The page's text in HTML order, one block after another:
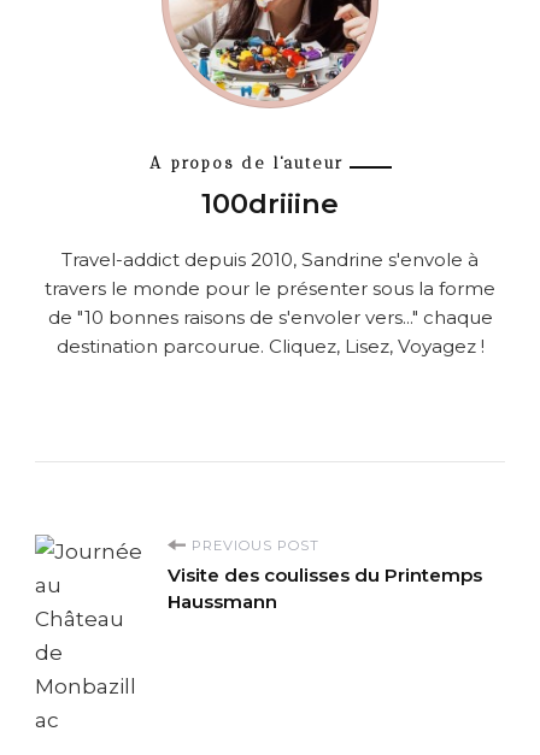
A propos de l'auteur
100driiine
Travel-addict depuis 2010, Sandrine s'envole à
travers le monde pour le présenter sous la forme
de "10 bonnes raisons de s'envoler vers..." chaque
destination parcourue. Cliquez, Lisez, Voyagez !
P
o
s
t
PREVIOUS POST
Visite des coulisses du Printemps
Haussmann